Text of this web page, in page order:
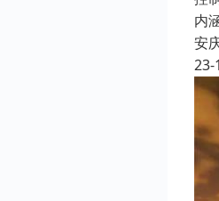
内
安
23-